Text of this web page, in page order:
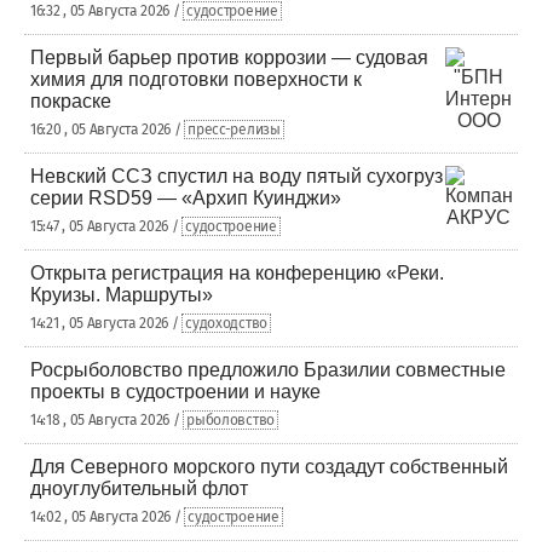
16:32 , 05 Августа 2026 / судостроение
Первый барьер против коррозии — судовая
химия для подготовки поверхности к
покраске
16:20 , 05 Августа 2026 / пресс-релизы
Невский ССЗ спустил на воду пятый сухогруз
серии RSD59 — «Архип Куинджи»
15:47 , 05 Августа 2026 / судостроение
Открыта регистрация на конференцию «Реки.
Круизы. Маршруты»
14:21 , 05 Августа 2026 / судоходство
Росрыболовство предложило Бразилии совместные
проекты в судостроении и науке
14:18 , 05 Августа 2026 / рыболовство
Для Северного морского пути создадут собственный
дноуглубительный флот
14:02 , 05 Августа 2026 / судостроение